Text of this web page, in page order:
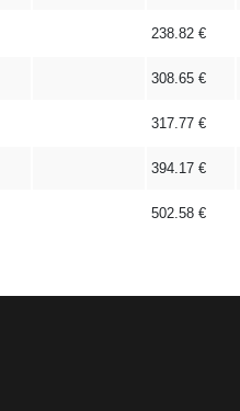
238.82 €
308.65 €
317.77 €
394.17 €
502.58 €